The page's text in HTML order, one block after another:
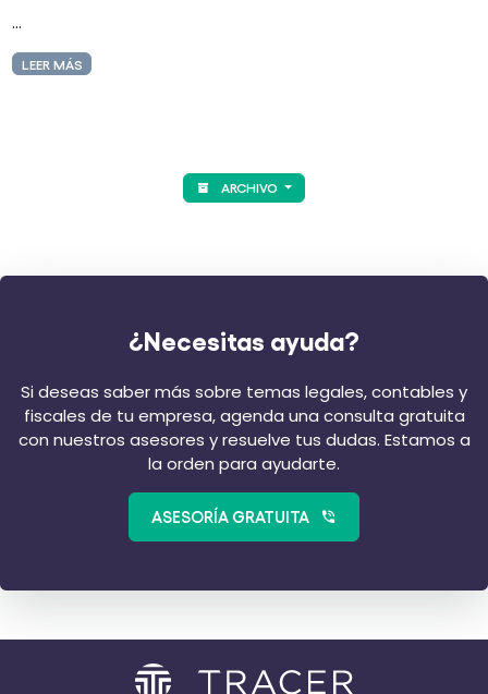
...
LEER MÁS
ARCHIVO
¿Necesitas ayuda?
Si deseas saber más sobre temas legales, contables y
fiscales de tu empresa, agenda una consulta gratuita
con nuestros asesores y resuelve tus dudas. Estamos a
la orden para ayudarte.
ASESORÍA GRATUITA